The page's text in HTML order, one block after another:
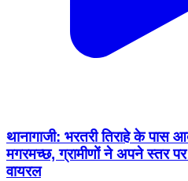
थानागाजी: भरतरी तिराहे के पास
मगरमच्छ, ग्रामीणों ने अपने स्तर
वायरल